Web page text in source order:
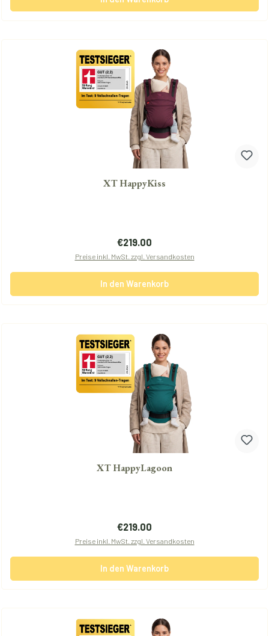
XT HappyKiss
Regulärer Preis:
€219.00
Preise inkl. MwSt. zzgl. Versandkosten
In den Warenkorb
XT HappyLagoon
Regulärer Preis:
€219.00
Preise inkl. MwSt. zzgl. Versandkosten
In den Warenkorb